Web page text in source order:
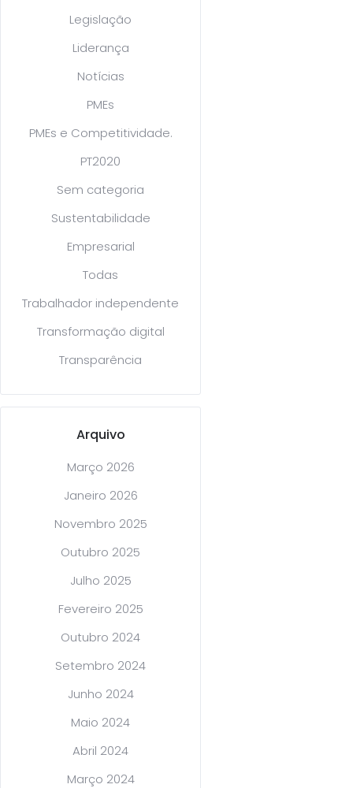
Legislação
Liderança
Notícias
PMEs
PMEs e Competitividade.
PT2020
Sem categoria
Sustentabilidade
Empresarial
Todas
Trabalhador independente
Transformação digital
Transparência
Arquivo
Março 2026
Janeiro 2026
Novembro 2025
Outubro 2025
Julho 2025
Fevereiro 2025
Outubro 2024
Setembro 2024
Junho 2024
Maio 2024
Abril 2024
Março 2024